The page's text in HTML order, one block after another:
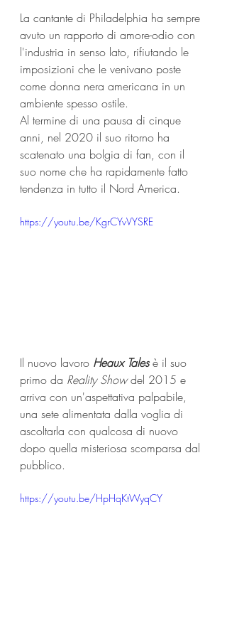
La cantante di Philadelphia ha sempre
avuto un rapporto di amore-odio con
l'industria in senso lato, rifiutando le
imposizioni che le venivano poste
come donna nera americana in un
ambiente spesso ostile.
Al termine di una pausa di cinque
anni, nel 2020 il suo ritorno ha
scatenato una bolgia di fan, con il
suo nome che ha rapidamente fatto
tendenza in tutto il Nord America.
https://youtu.be/KgrCYvVYSRE
Il nuovo lavoro Heaux Tales è il suo
primo da Reality Show del 2015 e
arriva con un'aspettativa palpabile,
una sete alimentata dalla voglia di
ascoltarla con qualcosa di nuovo
dopo quella misteriosa scomparsa dal
pubblico.
https://youtu.be/HpHqKtWyqCY